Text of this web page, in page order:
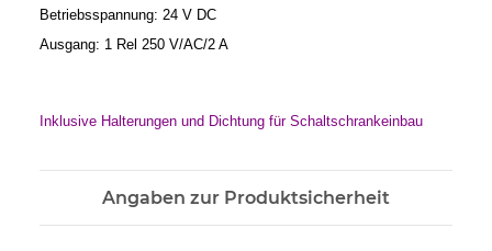
Betriebsspannung: 24 V DC
Ausgang: 1 Rel 250 V/AC/2 A
Inklusive Halterungen und Dichtung für Schaltschrankeinbau
Angaben zur Produktsicherheit